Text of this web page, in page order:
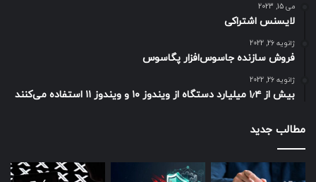
می 15, 2023
لایسنس اشتراکی
ژانویه 26, 2022
فروش سازنده جاسوس‌افزار پگاسوس
ژانویه 26, 2022
بیش از ۱٫۴ میلیارد دستگاه از ویندوز ۱۰ و ویندوز ۱۱ استفاده می‌کنند
مطالب جدید